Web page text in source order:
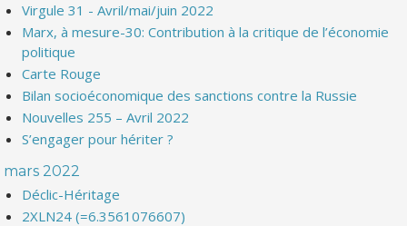
Virgule 31 - Avril/mai/juin 2022
Marx, à mesure-30: Contribution à la critique de l’économie
politique
Carte Rouge
Bilan socioéconomique des sanctions contre la Russie
Nouvelles 255 – Avril 2022
S’engager pour hériter ?
mars 2022
Déclic-Héritage
2XLN24 (=6.3561076607)